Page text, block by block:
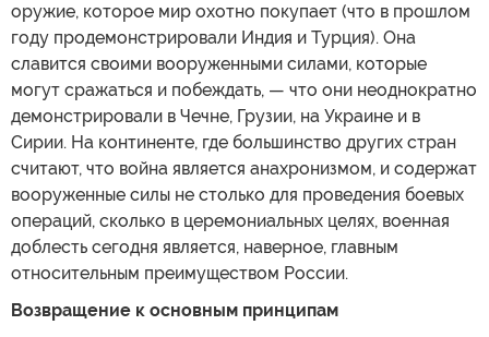
оружие, которое мир охотно покупает (что в прошлом
году продемонстрировали Индия и Турция). Она
славится своими вооруженными силами, которые
могут сражаться и побеждать, — что они неоднократно
демонстрировали в Чечне, Грузии, на Украине и в
Сирии. На континенте, где большинство других стран
считают, что война является анахронизмом, и содержат
вооруженные силы не столько для проведения боевых
операций, сколько в церемониальных целях, военная
доблесть сегодня является, наверное, главным
относительным преимуществом России.
Возвращение к основным принципам